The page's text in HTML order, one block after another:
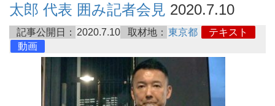
太郎 代表 囲み記者会見 2020.7.10
記事公開日： 2020.7.10 取材地： 東京都
テキスト
動画